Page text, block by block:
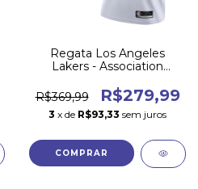
Regata Los Angeles
Lakers - Association
R$369,99
R$279,99
3 x de R$93,33 sem juros
COMPRAR